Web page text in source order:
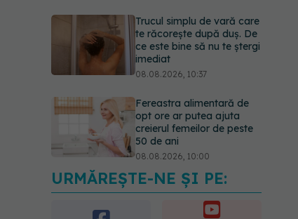
Trucul simplu de vară care
te răcorește după duș. De
ce este bine să nu te ștergi
imediat
08.08.2026, 10:37
Fereastra alimentară de
opt ore ar putea ajuta
creierul femeilor de peste
50 de ani
08.08.2026, 10:00
5 mituri despre
menstruație pe care să nu
URMĂREȘTE-NE ȘI PE: